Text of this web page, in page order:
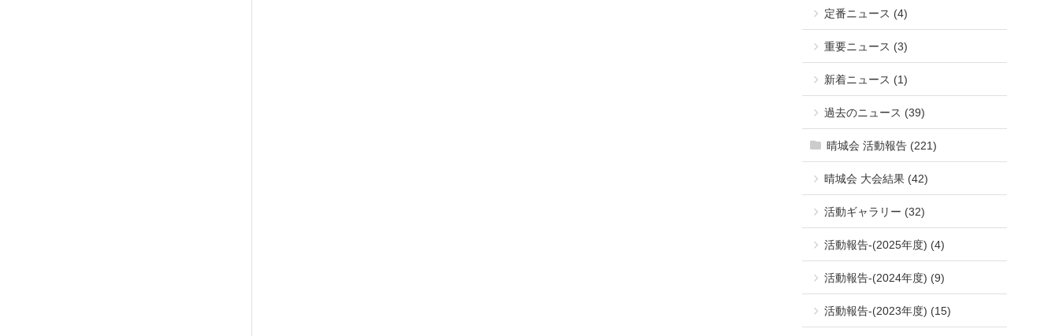
定番ニュース (4)
重要ニュース (3)
新着ニュース (1)
過去のニュース (39)
晴城会 活動報告 (221)
晴城会 大会結果 (42)
活動ギャラリー (32)
活動報告-(2025年度) (4)
活動報告-(2024年度) (9)
活動報告-(2023年度) (15)